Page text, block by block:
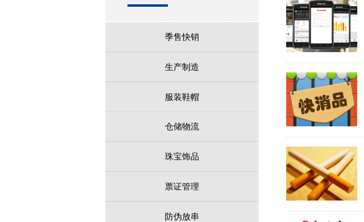
季售快销
生产制造
服装鞋帽
仓储物流
珠宝饰品
票证管理
防伪放串